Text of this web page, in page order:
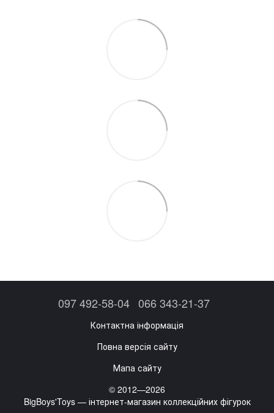
097 492-58-04 066 343-21-37
Контактна інформація
Повна версія сайту
Мапа сайту
© 2012—2026
BigBoys'Toys — інтернет-магазин коллекційних фігурок